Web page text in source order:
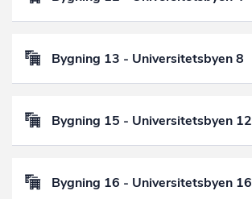
Bygning 13 - Universitetsbyen 8
Bygning 15 - Universitetsbyen 12
Bygning 16 - Universitetsbyen 16